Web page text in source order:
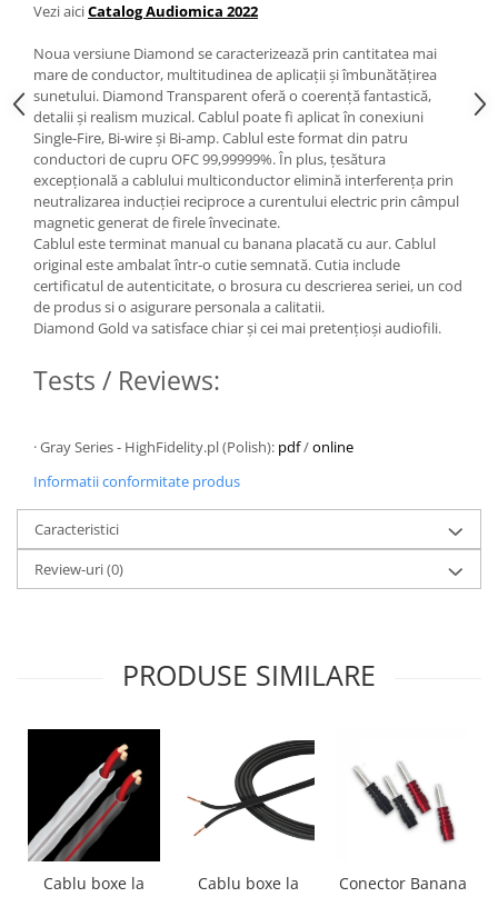
Vezi aiciCatalog Audiomica 2022
Noua versiune Diamond se caracterizează prin cantitatea mai
mare de conductor, multitudinea de aplicații și îmbunătățirea
sunetului. Diamond Transparent oferă o coerență fantastică,
detalii și realism muzical. Cablul poate fi aplicat în conexiuni
Single-Fire, Bi-wire și Bi-amp. Cablul este format din patru
conductori de cupru OFC 99,99999%. În plus, țesătura
excepțională a cablului multiconductor elimină interferența prin
neutralizarea inducției reciproce a curentului electric prin câmpul
magnetic generat de firele învecinate.
Cablul este terminat manual cu banana placată cu aur. Cablul
original este ambalat într-o cutie semnată. Cutia include
certificatul de autenticitate, o brosura cu descrierea seriei, un cod
de produs si o asigurare personala a calitatii.
Diamond Gold va satisface chiar și cei mai pretențioși audiofili.
Tests / Reviews:
· Gray Series - HighFidelity.pl (Polish): pdf/online
Informatii conformitate produs
Caracteristici
Review-uri(0)
PRODUSE SIMILARE
Cablu boxe la
Cablu boxe la
Conector Banana